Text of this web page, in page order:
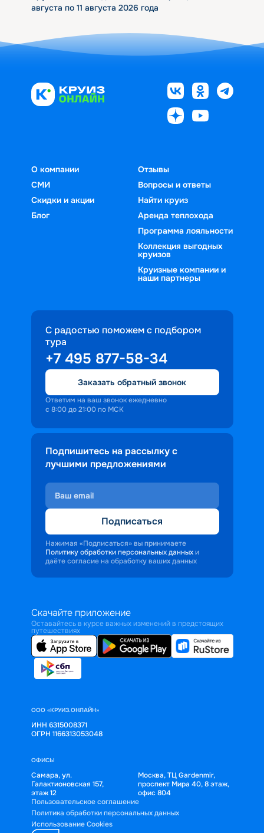
августа по 11 августа 2026 года
О компании
СМИ
Скидки и акции
Блог
Отзывы
Вопросы и ответы
Найти круиз
Аренда теплохода
Программа лояльности
Коллекция выгодных
круизов
Круизные компании и
наши партнеры
С радостью поможем с подбором
тура
+7 495 877-58-34
Заказать обратный звонок
Ответим на ваш звонок ежедневно
с 8:00 до 21:00 по МСК
Подпишитесь на рассылку с
лучшими предложениями
Подписаться
Нажимая «Подписаться» вы принимаете
Политику обработки персональных данных и
даёте согласие на обработку ваших данных
Скачайте приложение
Оставайтесь в курсе важных изменений в предстоящих
путешествиях
ООО «КРУИЗ.ОНЛАЙН»
ИНН 6315008371
ОГРН 1166313053048
ОФИСЫ
Самара, ул.
Галактионовская 157,
этаж 12
Москва, ТЦ Gardenmir,
проспект Мира 40, 8 этаж,
офис 804
Пользовательское соглашение
Политика обработки персональных данных
Использование Cookies